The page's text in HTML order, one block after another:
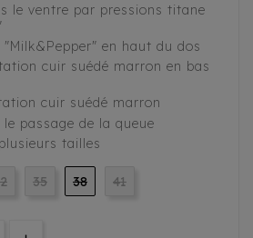
le ventre par pressions titane
en haut du dos
cuir suédé marron en bas
cuir suédé marron
passage de la queue
tailles
35 38 41